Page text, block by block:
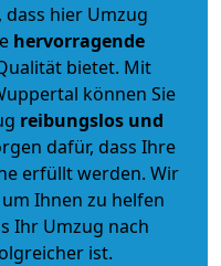
dass hier Umzug
hervorragende
bietet. Mit
können Sie
reibungslos und
dafür, dass Ihre
erfüllt werden. Wir
Ihnen zu helfen
Ihr Umzug nach
ist.